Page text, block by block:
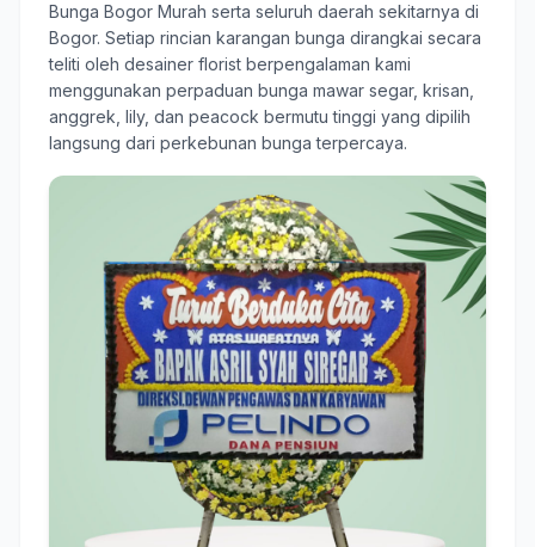
Bunga Bogor Murah serta seluruh daerah sekitarnya di
Bogor. Setiap rincian karangan bunga dirangkai secara
teliti oleh desainer florist berpengalaman kami
menggunakan perpaduan bunga mawar segar, krisan,
anggrek, lily, dan peacock bermutu tinggi yang dipilih
langsung dari perkebunan bunga terpercaya.